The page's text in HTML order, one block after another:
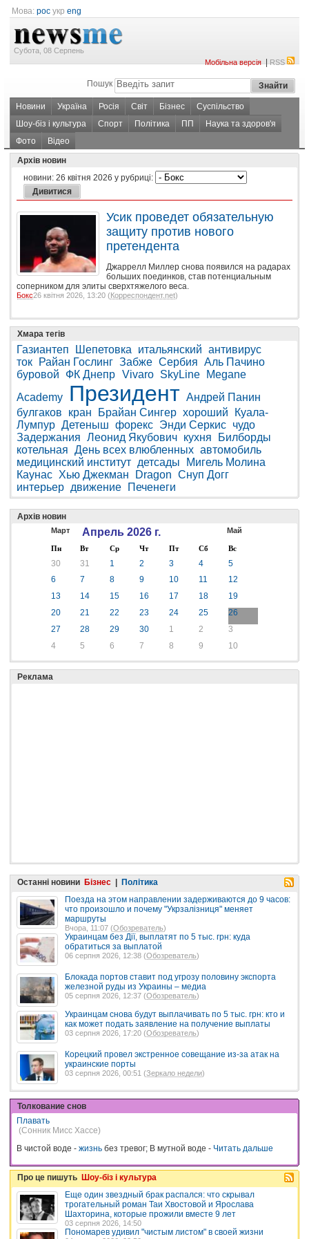
Мова: рос укр eng
Субота, 08 Серпень
Мобільна версія|RSS
Пошук
Новини Україна Росія Світ Бізнес
Суспільство
Шоу-біз і культура
Спорт Політика ПП
Наука та здоров'я
Фото
Відео
Архів новин
новини: 26 квітня 2026 у рубриці:
Усик проведет обязательную
защиту против нового
претендента
Джаррелл Миллер снова появился на радарах
больших поединков, став потенциальным
соперником для элиты сверхтяжелого веса.
Бокс26 квітня 2026, 13:20 (Корреспондент.net)
Хмара тегів
Газиантеп Шепетовка итальянский антивирус
ток
Райан Гослинг Забже Сербия Аль Пачино
буровой
ФК Днепр Vivaro SkyLine
Megane
Academy
Президент Андрей Панин
булгаков
кран Брайан Сингер хороший
Куала-
Лумпур Детеныш форекс Энди Серкис чудо
Задержания Леонид Якубович кухня
Билборды
котельная День всех влюбленных автомобиль
медицинский институт детсады
Мигель Молина
Каунас Хью Джекман Dragon Снуп Догг
интерьер движение Печенеги
Архів новин
Март Апрель 2026 г. Май
Пн Вт Ср Чт Пт Сб Вс
30 31 1 2 3 4
5
6
7 8 9 10 11
12
13
14 15 16 17 18
19
20
21 22 23 24 25
26
27
28 29 30 1 2
3
4
5 6 7 8 9 10
Реклама
Останні новини Бізнес | Політика
Поезда на этом направлении задерживаются до 9 часов:
что произошло и почему "Укрзалізниця" меняет
маршруты
Вчора, 11:07 (Обозреватель)
Украинцам без Дії, выплатят по 5 тыс. грн: куда
обратиться за выплатой
06 серпня 2026, 12:38 (Обозреватель)
Блокада портов ставит под угрозу половину экспорта
железной руды из Украины – медиа
05 серпня 2026, 12:37 (Обозреватель)
Украинцам снова будут выплачивать по 5 тыс. грн: кто и
как может подать заявление на получение выплаты
03 серпня 2026, 17:20 (Обозреватель)
Корецкий провел экстренное совещание из-за атак на
украинские порты
03 серпня 2026, 00:51 (Зеркало недели)
Толкование снов
Плавать
(Сонник Мисс Хассе)
В чистой воде - жизнь без тревог; В мутной воде - Читать дальше
Про це пишуть Шоу-біз і культура
Еще один звездный брак распался: что скрывал
трогательный роман Таи Хвостовой и Ярослава
Шахторина, которые прожили вместе 9 лет
03 серпня 2026, 14:50
Пономарев удивил "чистым листом" в своей жизни